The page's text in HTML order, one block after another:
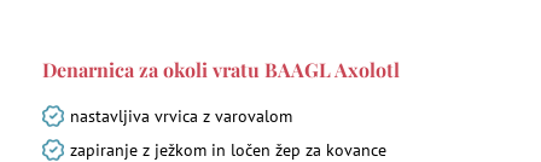
Denarnica za okoli vratu BAAGL Axolotl
nastavljiva vrvica z varovalom
zapiranje z ježkom in ločen žep za kovance